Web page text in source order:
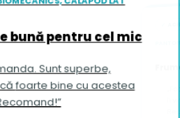
bună pentru cel mic
Sunt superbe,
îi vin